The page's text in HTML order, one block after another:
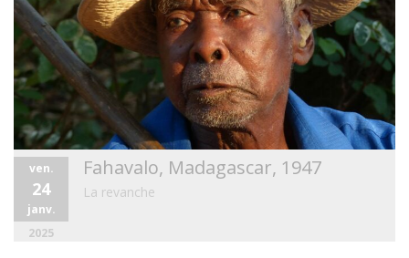
ven.
24
janv.
2025
Fahavalo, Madagascar, 1947
La revanche